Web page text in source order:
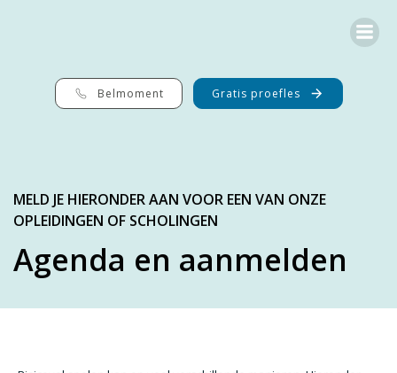
a
d
o
u
d
Belmoment Gratis proefles
MELD JE HIERONDER AAN VOOR EEN VAN ONZE
OPLEIDINGEN OF SCHOLINGEN
Agenda en aanmelden